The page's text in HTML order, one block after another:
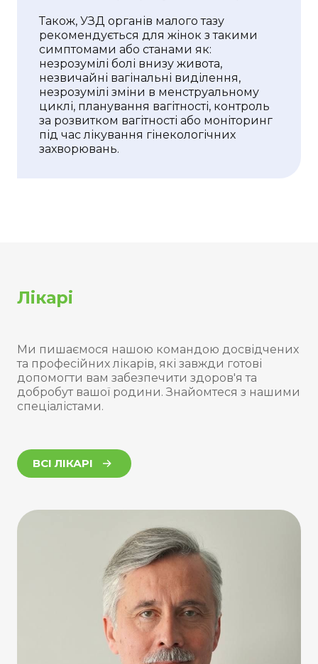
Також, УЗД органів малого тазу
рекомендується для жінок з такими
симптомами або станами як:
незрозумілі болі внизу живота,
незвичайні вагінальні виділення,
незрозумілі зміни в менструальному
циклі, планування вагітності, контроль
за розвитком вагітності або моніторинг
під час лікування гінекологічних
захворювань.
Лікарі
Ми пишаємося нашою командою досвідчених
та професійних лікарів, які завжди готові
допомогти вам забезпечити здоров'я та
добробут вашої родини. Знайомтеся з нашими
спеціалістами.
ВСІ ЛІКАРІ